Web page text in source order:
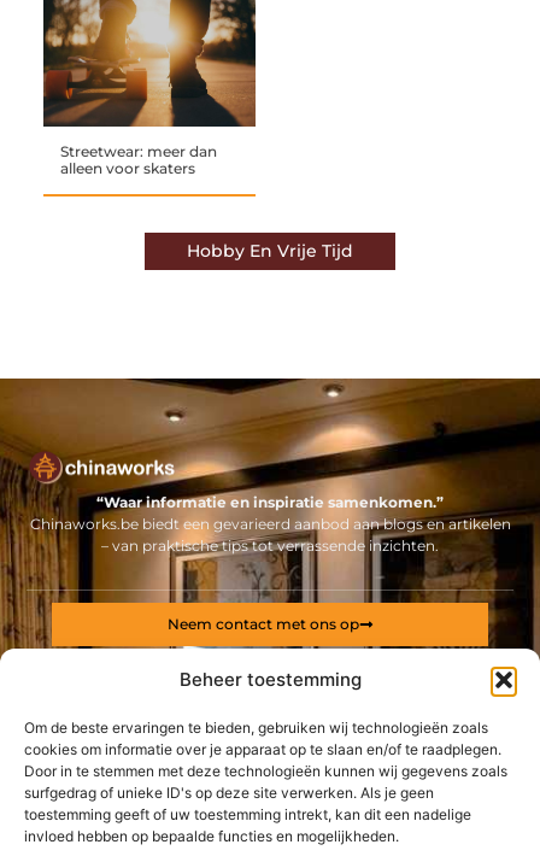
Beheer toestemming
Om de beste ervaringen te bieden, gebruiken wij technologieën zoals
cookies om informatie over je apparaat op te slaan en/of te raadplegen.
Door in te stemmen met deze technologieën kunnen wij gegevens zoals
surfgedrag of unieke ID's op deze site verwerken. Als je geen
toestemming geeft of uw toestemming intrekt, kan dit een nadelige
invloed hebben op bepaalde functies en mogelijkheden.
Streetwear: meer dan
alleen voor skaters
Hobby En Vrije Tijd
“Waar informatie en inspiratie samenkomen.”
Chinaworks.be biedt een gevarieerd aanbod aan blogs en artikelen
– van praktische tips tot verrassende inzichten.
De best gelezen stukken op een rij
Auto verkopen zonder gedoe
Laat uw carrosserieherstellingen uitvoeren door deze
Neem contact met ons op